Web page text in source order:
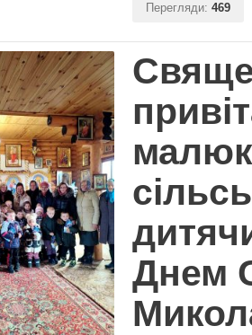
Перегляди: 469
Днем